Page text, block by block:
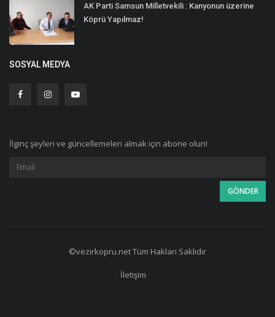
AK Parti Samsun Milletvekili : Kanyonun üzerine
Köprü Yapılmaz!
SOSYAL MEDYA
İlginç şeyleri ve güncellemeleri almak için abone olun!
©vezirkopru.net Tüm Hakları Saklıdır
İletişim